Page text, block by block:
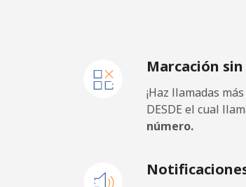
Celular
Ghana
Celular
Marcación
¡Haz llamadas
DESDE el cual
número.